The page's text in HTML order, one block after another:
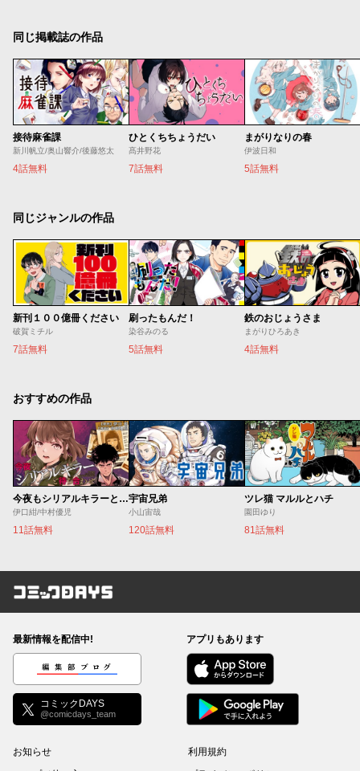
同じ掲載誌の作品
接待麻雀課
新川帆立/奥山響介/後藤悠太
4話無料
ひとくちちょうだい
髙井野花
7話無料
まがりなりの春
伊波日和
5話無料
同じジャンルの作品
新刊１００億冊ください
破賀ミチル
7話無料
刷ったもんだ！
染谷みのる
5話無料
鉄のおじょうさま
まがりひろあき
4話無料
おすすめの作品
今夜もシリアルキラーと待ち合わせ
伊口紺/中村優児
11話無料
宇宙兄弟
小山宙哉
120話無料
ツレ猫 マルルとハチ
園田ゆり
81話無料
コミックDAYS
最新情報を配信中!
編集部ブログ
コミックDAYS
@comicdays_team
アプリもあります
お知らせ
利用規約